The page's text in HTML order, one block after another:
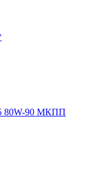
80W-90 МКПП